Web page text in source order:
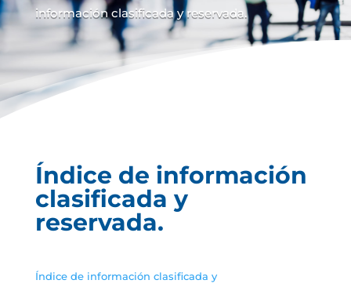
información clasificada y reservada.
Índice de información
clasificada y
reservada.
Índice de información clasificada y